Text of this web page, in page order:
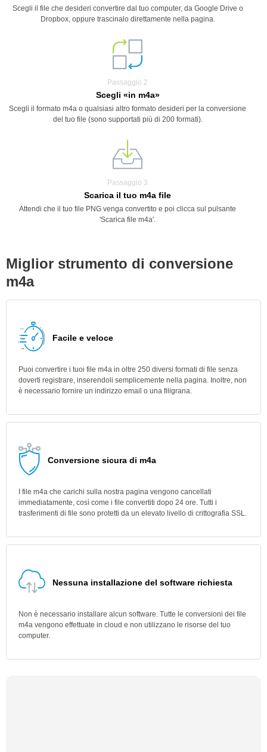
Scegli il file che desideri convertire dal tuo computer, da Google Drive o
Dropbox, oppure trascinalo direttamente nella pagina.
Passaggio 2
Scegli «in m4a»
Scegli il formato m4a o qualsiasi altro formato desideri per la conversione
del tuo file (sono supportati più di 200 formati).
Passaggio 3
Scarica il tuo m4a file
Attendi che il tuo file PNG venga convertito e poi clicca sul pulsante
'Scarica file m4a'.
Miglior strumento di conversione
m4a
Facile e veloce
Puoi convertire i tuoi file m4a in oltre 250 diversi formati di file senza
doverti registrare, inserendoli semplicemente nella pagina. Inoltre, non
è necessario fornire un indirizzo email o una filigrana.
Conversione sicura di m4a
I file m4a che carichi sulla nostra pagina vengono cancellati
immediatamente, così come i file convertiti dopo 24 ore. Tutti i
trasferimenti di file sono protetti da un elevato livello di crittografia SSL.
Nessuna installazione del software richiesta
Non è necessario installare alcun software. Tutte le conversioni dei file
m4a vengono effettuate in cloud e non utilizzano le risorse del tuo
computer.